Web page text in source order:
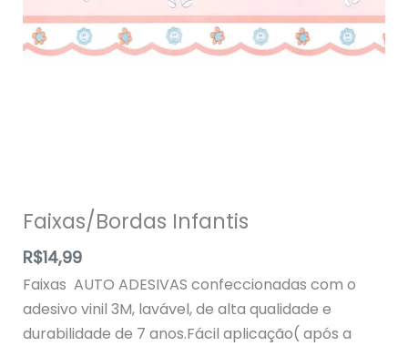
Faixas/Bordas Infantis
R$14,99
Faixas AUTO ADESIVAS confeccionadas com o
adesivo vinil 3M, lavável, de alta qualidade e
durabilidade de 7 anos.Fácil aplicação( após a